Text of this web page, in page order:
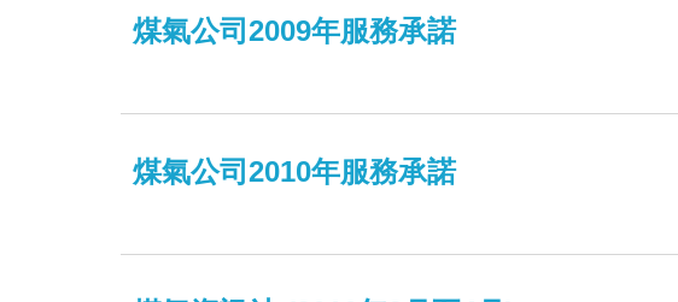
煤氣公司2009年服務承諾
煤氣公司2010年服務承諾